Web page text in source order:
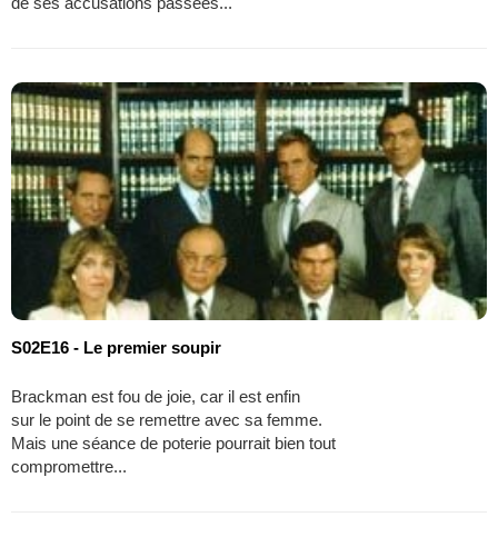
S02E16 - Le premier soupir
Brackman est fou de joie, car il est enfin
sur le point de se remettre avec sa femme.
Mais une séance de poterie pourrait bien tout
compromettre...